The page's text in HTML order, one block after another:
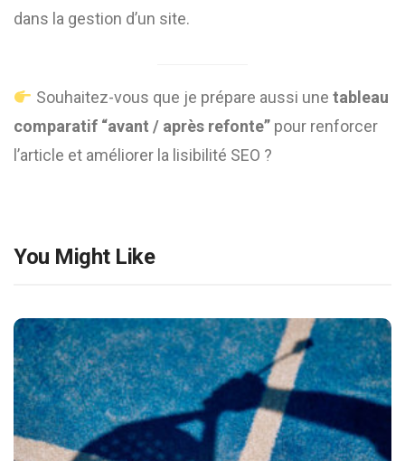
dans la gestion d’un site.
Souhaitez-vous que je prépare aussi une tableau
comparatif “avant / après refonte” pour renforcer
l’article et améliorer la lisibilité SEO ?
You Might Like